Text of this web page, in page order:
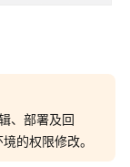
、部署及回
的权限修改。